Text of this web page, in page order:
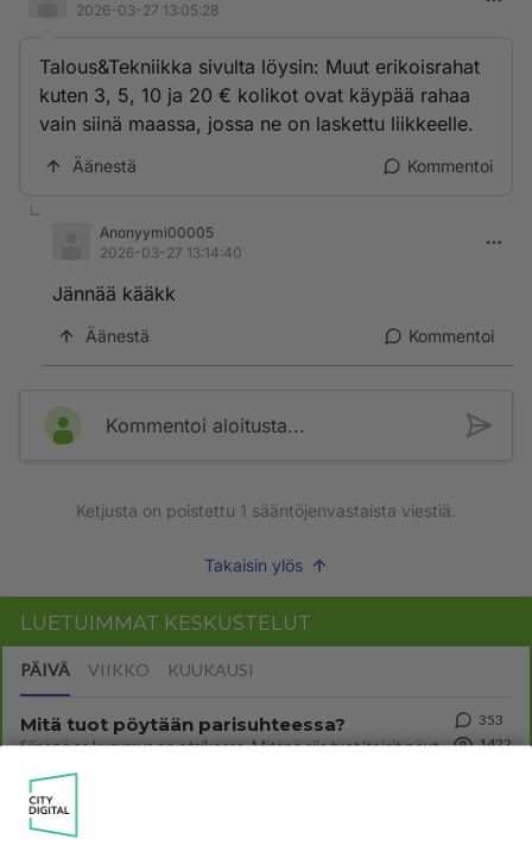
2026-03-27 13:05:28
Talous&Tekniikka sivulta löysin: Muut erikoisrahat
kuten 3, 5, 10 ja 20 € kolikot ovat käypää rahaa
vain siinä maassa, jossa ne on laskettu liikkeelle.
Äänestä Kommentoi
Anonyymi00005
2026-03-27 13:14:40
Jännää kääkk
Äänestä Kommentoi
Kommentoi aloitusta...
Ketjusta on poistettu 1 sääntöjenvastaista viestiä.
Takaisin ylös
LUETUIMMAT KESKUSTELUT
PÄIVÄ VIIKKO KUUKAUSI
Mitä tuot pöytään parisuhteessa?
Siinäpä se kysymys on otsikossa. Mitäpä siis tuot/toisit pöytään parisuhteessa? Oletko mies vai nainen? Koetko sen mitä
04.08.2026 16:53
353
1422
2 km on nykyään liian pitkä koulumatka